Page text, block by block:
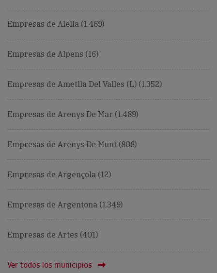
Empresas de Alella (1.469)
Empresas de Alpens (16)
Empresas de Ametlla Del Valles (L) (1.352)
Empresas de Arenys De Mar (1.489)
Empresas de Arenys De Munt (808)
Empresas de Argençola (12)
Empresas de Argentona (1.349)
Empresas de Artes (401)
Ver todos los municipios